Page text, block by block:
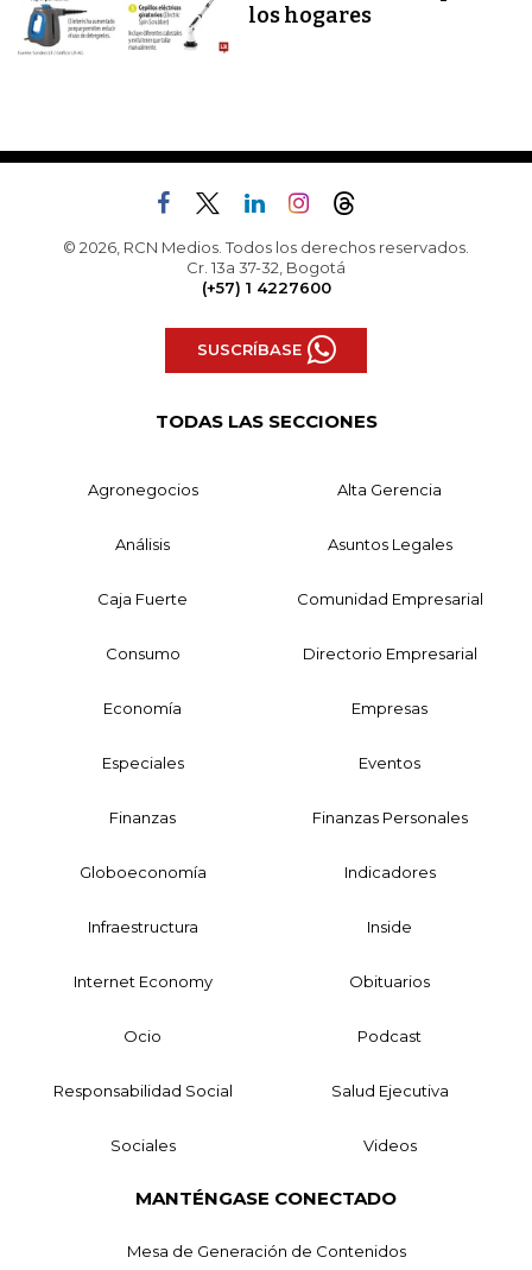
los hogares
© 2026, RCN Medios. Todos los derechos reservados.
Cr. 13a 37-32, Bogotá
(+57) 1 4227600
SUSCRÍBASE
TODAS LAS SECCIONES
Agronegocios Alta Gerencia
Análisis Asuntos Legales
Caja Fuerte Comunidad Empresarial
Consumo Directorio Empresarial
Economía Empresas
Especiales Eventos
Finanzas Finanzas Personales
Globoeconomía Indicadores
Infraestructura Inside
Internet Economy Obituarios
Ocio Podcast
Responsabilidad Social Salud Ejecutiva
Sociales Videos
MANTÉNGASE CONECTADO
Mesa de Generación de Contenidos